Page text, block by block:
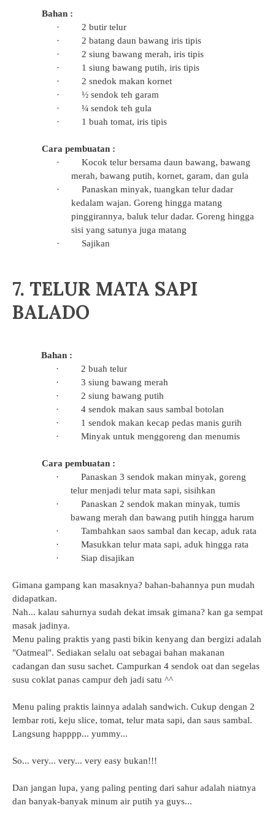
Bahan :
·
2 butir telur
·
2 batang daun bawang iris tipis
·
2 siung bawang merah, iris tipis
·
1 siung bawang putih, iris tipis
·
2 snedok makan kornet
·
½ sendok teh garam
·
¼ sendok teh gula
·
1 buah tomat, iris tipis
Cara pembuatan :
·
Kocok telur bersama daun bawang, bawang
merah, bawang putih, kornet, garam, dan gula
·
Panaskan minyak, tuangkan telur dadar
kedalam wajan. Goreng hingga matang
pinggirannya, baluk telur dadar. Goreng hingga
sisi yang satunya juga matang
·
Sajikan
7. TELUR MATA SAPI
BALADO
Bahan :
·
2 buah telur
·
3 siung bawang merah
·
2 siung bawang putih
·
4 sendok makan saus sambal botolan
·
1 sendok makan kecap pedas manis gurih
·
Minyak untuk menggoreng dan menumis
Cara pembuatan :
·
Panaskan 3 sendok makan minyak, goreng
telur menjadi telur mata sapi, sisihkan
·
Panaskan 2 sendok makan minyak, tumis
bawang merah dan bawang putih hingga harum
·
Tambahkan saos sambal dan kecap, aduk rata
·
Masukkan telur mata sapi, aduk hingga rata
·
Siap disajikan
Gimana gampang kan masaknya? bahan-bahannya pun mudah
didapatkan.
Nah... kalau sahurnya sudah dekat imsak gimana? kan ga sempat
masak jadinya.
Menu paling praktis yang pasti bikin kenyang dan bergizi adalah
"Oatmeal". Sediakan selalu oat sebagai bahan makanan
cadangan dan susu sachet. Campurkan 4 sendok oat dan segelas
susu coklat panas campur deh jadi satu ^^
Menu paling praktis lainnya adalah sandwich. Cukup dengan 2
lembar roti, keju slice, tomat, telur mata sapi, dan saus sambal.
Langsung happpp... yummy...
So... very... very... very easy bukan!!!
Dan jangan lupa, yang paling penting dari sahur adalah niatnya
dan banyak-banyak minum air putih ya guys...